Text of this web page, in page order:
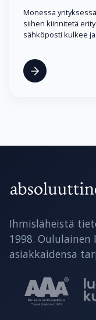
Monessa
siihen kiinnitetä
sähköposti kulkee
Ihmisläheistä
1998.
asiakkaidensa